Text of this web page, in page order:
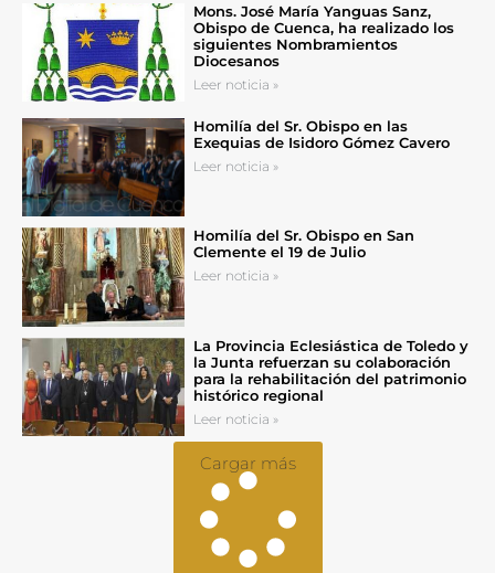
Mons. José María Yanguas Sanz,
Obispo de Cuenca, ha realizado los
siguientes Nombramientos
Diocesanos
Leer noticia »
Homilía del Sr. Obispo en las
Exequias de Isidoro Gómez Cavero
Leer noticia »
Homilía del Sr. Obispo en San
Clemente el 19 de Julio
Leer noticia »
La Provincia Eclesiástica de Toledo y
la Junta refuerzan su colaboración
para la rehabilitación del patrimonio
histórico regional
Leer noticia »
Cargar más